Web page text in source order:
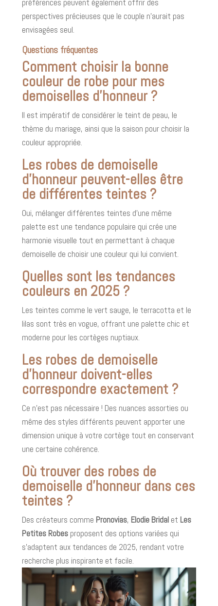
préférences peuvent également offrir des
perspectives précieuses que le couple n’aurait pas
envisagées seul.
Questions fréquentes
Comment choisir la bonne
couleur de robe pour mes
demoiselles d’honneur ?
Il est impératif de considérer le teint de peau, le
thème du mariage, ainsi que la saison pour choisir la
couleur appropriée.
Les robes de demoiselle
d’honneur peuvent-elles être
de différentes teintes ?
Oui, mélanger différentes teintes d’une même
palette est une tendance populaire qui crée une
harmonie visuelle tout en permettant à chaque
demoiselle de choisir une couleur qui lui convient.
Quelles sont les tendances
couleurs en 2025 ?
Les teintes comme le vert sauge, le terracotta et le
lilas sont très en vogue, offrant une palette chic et
moderne pour les cortèges nuptiaux.
Les robes de demoiselle
d’honneur doivent-elles
correspondre exactement ?
Ce n’est pas nécessaire ! Des nuances assorties ou
même des styles différents peuvent apporter une
dimension unique à votre cortège tout en conservant
une certaine cohérence.
Où trouver des robes de
demoiselle d’honneur dans ces
teintes ?
Des créateurs comme Pronovias, Elodie Bridalet Les
Petites Robesproposent des options variées qui
s’adaptent aux tendances de 2025, rendant votre
recherche plus inspirante et facile.